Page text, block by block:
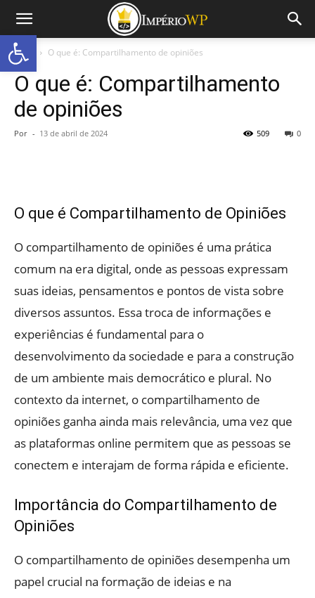
Início O que é: Compartilhamento de opiniões
O que é: Compartilhamento
de opiniões
Por - 13 de abril de 2024 0
509
O que é Compartilhamento de Opiniões
O compartilhamento de opiniões é uma prática
comum na era digital, onde as pessoas expressam
suas ideias, pensamentos e pontos de vista sobre
diversos assuntos. Essa troca de informações e
experiências é fundamental para o
desenvolvimento da sociedade e para a construção
de um ambiente mais democrático e plural. No
contexto da internet, o compartilhamento de
opiniões ganha ainda mais relevância, uma vez que
as plataformas online permitem que as pessoas se
conectem e interajam de forma rápida e eficiente.
Importância do Compartilhamento de
Opiniões
O compartilhamento de opiniões desempenha um
papel crucial na formação de ideias e na
Abrir a barra de ferramentas